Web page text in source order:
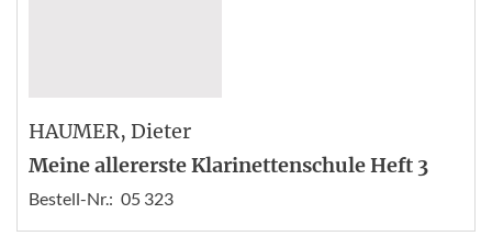
HAUMER, Dieter
Meine allererste Klarinettenschule Heft 3
Bestell-Nr.: 05 323